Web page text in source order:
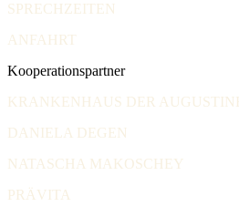
SPRECHZEITEN
ANFAHRT
Kooperationspartner
KRANKENHAUS DER
DANIELA DEGEN
NATASCHA MAKOSCHEY
PRÄVITA